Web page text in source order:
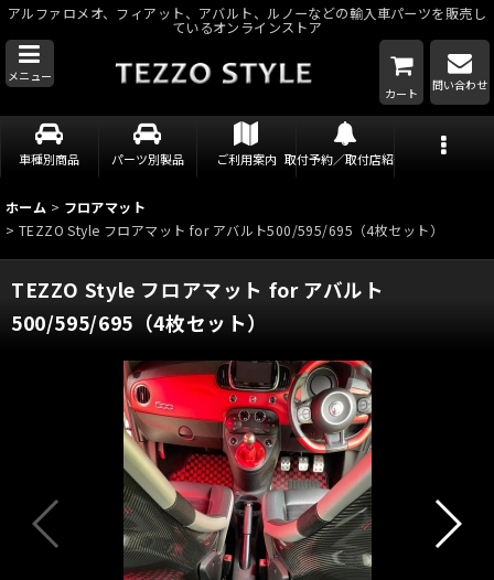
アルファロメオ、フィアット、アバルト、ルノーなどの輸入車パーツを販売し
ているオンラインストア
メニュー
カート
問い合わせ
車種別商品 パーツ別製品 ご利用案内 取付予約／取付店紹介
ホーム > フロアマット
> TEZZO Style フロアマット for アバルト500/595/695（4枚セット）
TEZZO Style フロアマット for アバルト
500/595/695（4枚セット）